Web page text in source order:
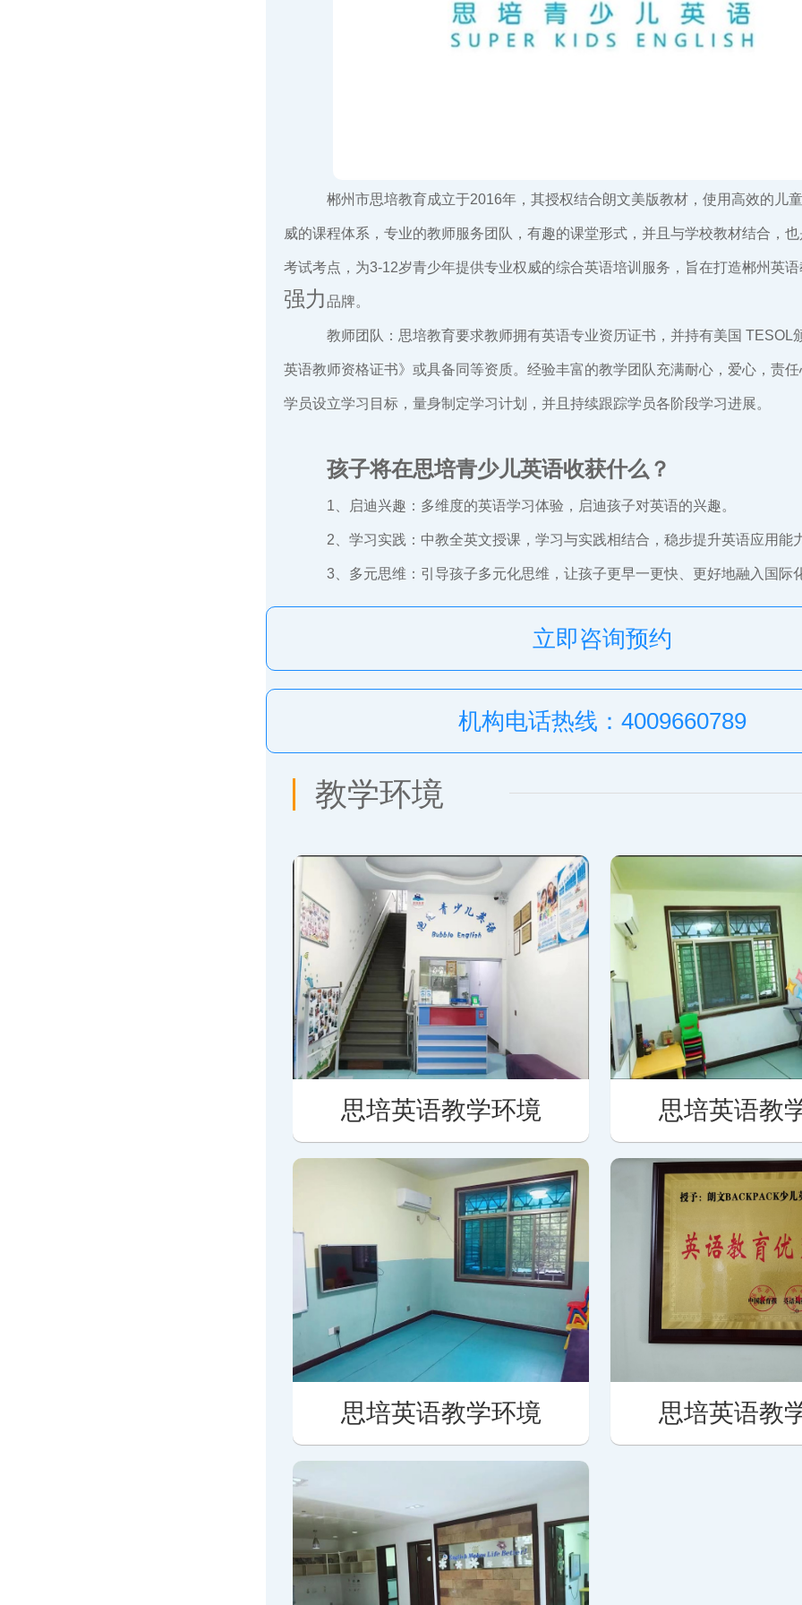
郴州市思培教育成立于2016年，其授权结合朗文美版教材，使用高效的儿
威的课程体系，专业的教师服务团队，有趣的课堂形式，并且与学校教材结合，
考试考点，为3-12岁青少年提供专业权威的综合英语培训服务，旨在打造郴州英
强力品牌。
教师团队：思培教育要求教师拥有英语专业资历证书，并持有美国 TESOL
英语教师资格证书》或具备同等资质。经验丰富的教学团队充满耐心，爱心，责
学员设立学习目标，量身制定学习计划，并且持续跟踪学员各阶段学习进展。
孩子将在思培青少儿英语收获什么？
1、启迪兴趣：多维度的英语学习体验，启迪孩子对英语的兴趣。
2、学习实践：中教全英文授课，学习与实践相结合，稳步提升英语应用能
3、多元思维：引导孩子多元化思维，让孩子更早一更快、更好地融入国际
立即咨询预约
机构电话热线：4009660789
教学环境
思培英语教学环境 思培英语教
思培英语教学环境 思培英语教